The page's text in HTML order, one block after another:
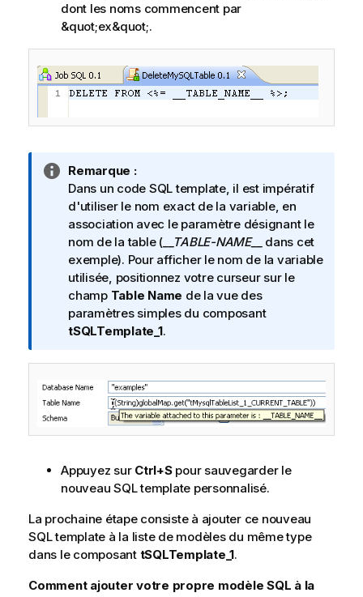
dont les noms commencent par
&quot;ex&quot;.
N
o
t
e
I
n
f
o
r
m
t
i
o
s
Remarque :
Dans un code SQL template, il est impératif
d'utiliser le nom exact de la variable, en
association avec le paramètre désignant le
nom de la table (__TABLE-NAME__
dans cet
exemple). Pour afficher le nom de la variable
utilisée, positionnez votre curseur sur le
champ Table Name de la vue des
paramètres simples du composant
tSQLTemplate_1.
Appuyez sur Ctrl+Spour sauvegarder le
nouveau SQL template personnalisé.
La prochaine étape consiste à ajouter ce nouveau
SQL template à la liste de modèles du même type
dans le composant tSQLTemplate_1.
Comment ajouter votre propre modèle SQL à la